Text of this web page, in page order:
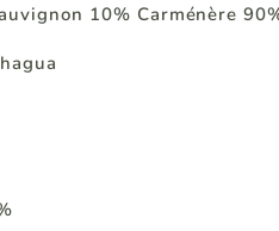
10% Carménère